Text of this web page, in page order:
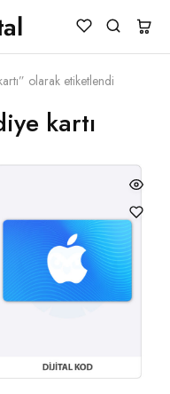
olarak etiketlendi
kartı